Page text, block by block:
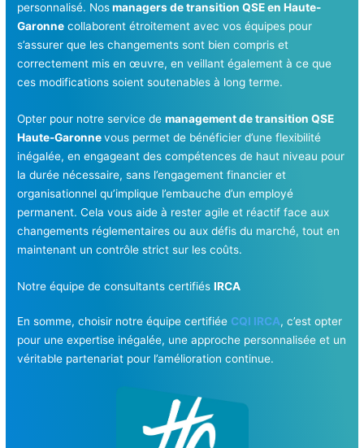
personnalisé. Nosmanagers de transition QSE en Haute-
Garonne collaborent étroitement avec vos équipes pour
s’assurer que les changements sont bien compris et
correctement mis en œuvre, en veillant également à ce que
ces modifications soient soutenables à long terme.
Opter pour notre service demanagement de transition QSE
Haute-Garonnevous permet de bénéficier d’une flexibilité
inégalée, en engageant des compétences de haut niveau pour
la durée nécessaire, sans l’engagement financier et
organisationnel qu’implique l’embauche d’un employé
permanent. Cela vous aide à rester agile et réactif face aux
changements réglementaires ou aux défis du marché, tout en
maintenant un contrôle strict sur les coûts.
Notre équipe de consultants certifiésIRCA
En somme, choisir notre équipe certifiée CQI IRCA, c’est opter
pour une expertise inégalée, une approche personnalisée et un
véritable partenariat pour l’amélioration continue.